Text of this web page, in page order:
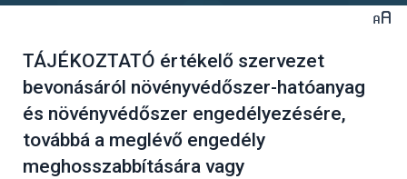
TÁJÉKOZTATÓ értékelő szervezet
bevonásáról növényvédőszer-hatóanyag
és növényvédőszer engedélyezésére,
továbbá a meglévő engedély
meghosszabbítására vagy